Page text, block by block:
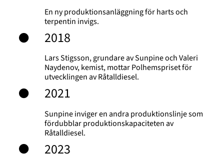
En ny produktionsanläggning för harts och
terpentin invigs.
2018
Lars Stigsson, grundare av Sunpine och Valeri
Naydenov, kemist, mottar Polhemspriset för
utvecklingen av Råtalldiesel.
2021
Sunpine inviger en andra produktionslinje som
fördubblar produktionskapaciteten av
Råtalldiesel.
2023